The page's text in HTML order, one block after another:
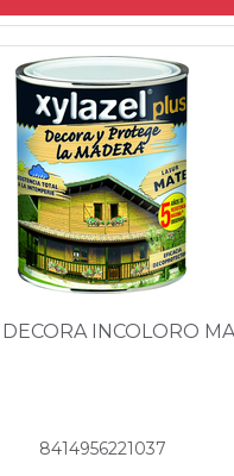
INCOLORO
8414956221037